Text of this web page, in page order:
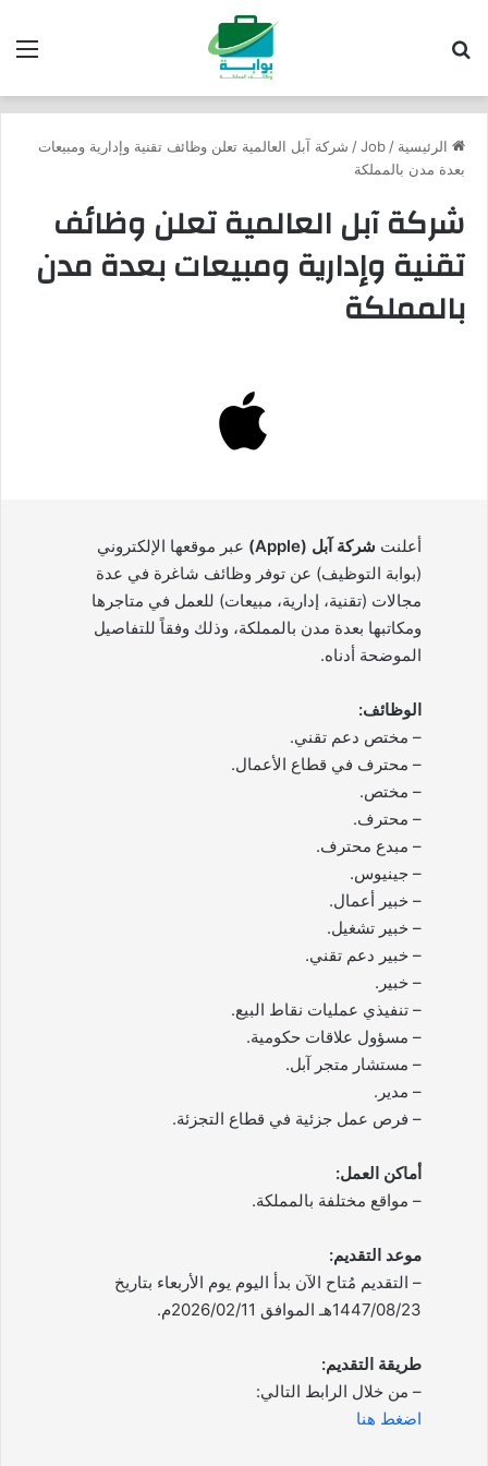
الرئيسية /
Job
/ شركة آبل العالمية تعلن وظائف تقنية وإدارية ومبيعات
بعدة مدن بالمملكة
شركة آبل العالمية تعلن وظائف
تقنية وإدارية ومبيعات بعدة مدن
بالمملكة
أعلنت شركة آبل (Apple)
عبر موقعها الإلكتروني
(بوابة التوظيف) عن توفر وظائف شاغرة في عدة
مجالات (تقنية، إدارية، مبيعات) للعمل في متاجرها
ومكاتبها بعدة مدن بالمملكة، وذلك وفقاً للتفاصيل
الموضحة أدناه.
الوظائف:
– مختص دعم تقني.
– محترف في قطاع الأعمال.
– مختص.
– محترف.
– مبدع محترف.
– جينيوس.
– خبير أعمال.
– خبير تشغيل.
– خبير دعم تقني.
– خبير.
– تنفيذي عمليات نقاط البيع.
– مسؤول علاقات حكومية.
– مستشار متجر آبل.
– مدير.
– فرص عمل جزئية في قطاع التجزئة.
أماكن العمل:
– مواقع مختلفة بالمملكة.
موعد التقديم:
– التقديم مُتاح الآن بدأ اليوم يوم الأربعاء بتاريخ
1447/08/23هـ الموافق 2026/02/11م.
طريقة التقديم:
– من خلال الرابط التالي:
اضغط هنا